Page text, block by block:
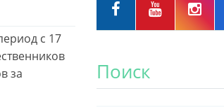
с 17
за
Поиск